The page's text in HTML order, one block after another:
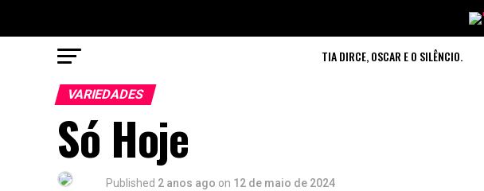
TIA DIRCE, OSCAR E O SILÊNCIO.
VARIEDADES
Só Hoje
Published 2 anos ago on 12 de maio de 2024